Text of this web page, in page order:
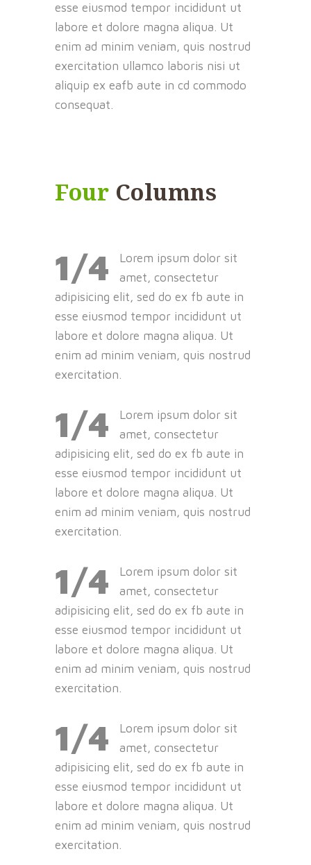
esse eiusmod tempor incididunt ut
labore et dolore magna aliqua. Ut
enim ad minim veniam, quis nostrud
exercitation ullamco laboris nisi ut
aliquip ex eafb aute in cd commodo
consequat.
Four Columns
1/4
Lorem ipsum dolor sit
amet, consectetur
adipisicing elit, sed do ex fb aute in
esse eiusmod tempor incididunt ut
labore et dolore magna aliqua. Ut
enim ad minim veniam, quis nostrud
exercitation.
1/4
Lorem ipsum dolor sit
amet, consectetur
adipisicing elit, sed do ex fb aute in
esse eiusmod tempor incididunt ut
labore et dolore magna aliqua. Ut
enim ad minim veniam, quis nostrud
exercitation.
1/4
Lorem ipsum dolor sit
amet, consectetur
adipisicing elit, sed do ex fb aute in
esse eiusmod tempor incididunt ut
labore et dolore magna aliqua. Ut
enim ad minim veniam, quis nostrud
exercitation.
1/4
Lorem ipsum dolor sit
amet, consectetur
adipisicing elit, sed do ex fb aute in
esse eiusmod tempor incididunt ut
labore et dolore magna aliqua. Ut
enim ad minim veniam, quis nostrud
exercitation.